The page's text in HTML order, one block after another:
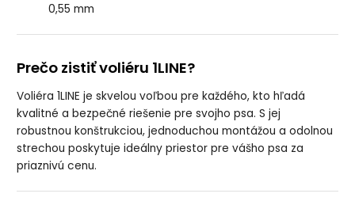
0,55 mm
Prečo zistiť voliéru 1LINE?
Voliéra 1LINE je skvelou voľbou pre každého, kto hľadá
kvalitné a bezpečné riešenie pre svojho psa. S jej
robustnou konštrukciou, jednoduchou montážou a odolnou
strechou poskytuje ideálny priestor pre vášho psa za
priaznivú cenu.